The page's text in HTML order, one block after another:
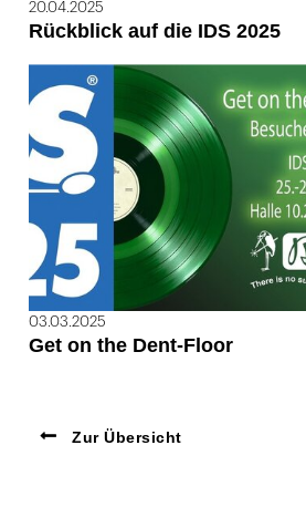
20.04.2025
Rückblick auf die IDS 2025
03.03.2025
Get on the Dent-Floor
Zur Übersicht